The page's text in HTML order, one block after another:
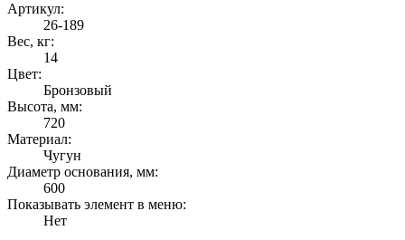
Артикул:
26-189
Вес, кг:
14
Цвет:
Бронзовый
Высота, мм:
720
Материал:
Чугун
Диаметр основания, мм:
600
Показывать элемент в меню:
Нет